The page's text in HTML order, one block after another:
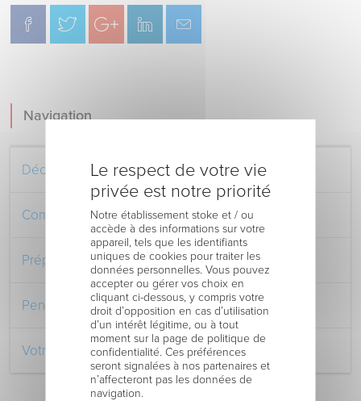
Navigation
Découvrez le Centre Hospitalier
Comment venir au Centre Hospitalier
Préparer votre séjour à l’Hôpital
Pendant votre séjour à l’Hôpital
Votre retour au domicile
Le respect de votre vie
privée est notre priorité
Notre établissement stoke et / ou
accède à des informations sur votre
appareil, tels que les identifiants
uniques de cookies pour traiter les
données personnelles. Vous pouvez
accepter ou gérer vos choix en
cliquant ci-dessous, y compris votre
droit d’opposition en cas d’utilisation
d’un intérêt légitime, ou à tout
moment sur la page de politique de
confidentialité. Ces préférences
seront signalées à nos partenaires et
n’affecteront pas les données de
navigation.